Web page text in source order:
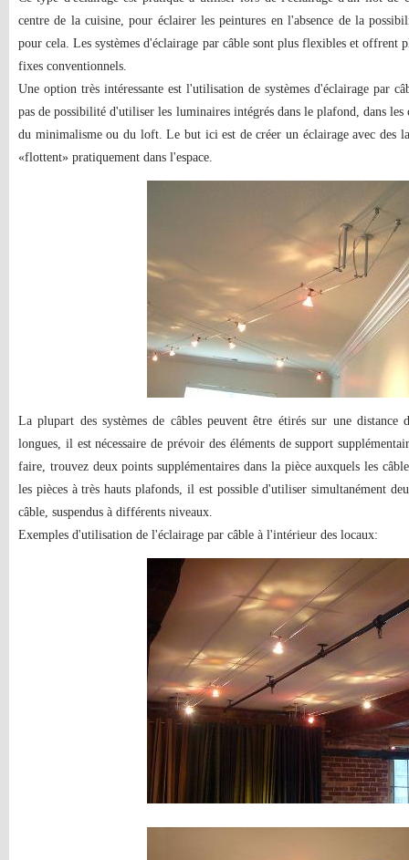
centre de la cuisine, pour éclairer les peintures en l'absence de la
pour cela. Les systèmes d'éclairage par câble sont plus flexibles et offrent
fixes conventionnels.
Une option très intéressante est l'utilisation de systèmes d'éclairage par
pas de possibilité d'utiliser les luminaires intégrés dans le plafond, dans les
du minimalisme ou du loft. Le but ici est de créer un éclairage avec des
«flottent» pratiquement dans l'espace.
La plupart des systèmes de câbles peuvent être étirés sur une distance
longues, il est nécessaire de prévoir des éléments de support
faire, trouvez deux points supplémentaires dans la pièce auxquels les
les pièces à très hauts plafonds, il est possible d'utiliser simultanément
câble, suspendus à différents niveaux.
Exemples d'utilisation de l'éclairage par câble à l'intérieur des locaux: